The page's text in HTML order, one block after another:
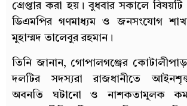
গ্রেপ্তার করা হয়। বুধবার সকালে
ডিএমপির গণমাধ্যম ও জনসংযোগ
মুহাম্মদ তালেবুর রহমান।
তিনি জানান, গোপালগঞ্জের
দলটির সদস্যরা রাজধানীতে
অবনতি ঘটানো ও নাশকতামূলক